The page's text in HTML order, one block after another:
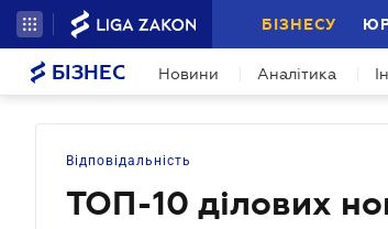
БІЗНЕСУ
БІЗНЕС Новини Аналітика
Відповідальність
ТОП-10 ділових